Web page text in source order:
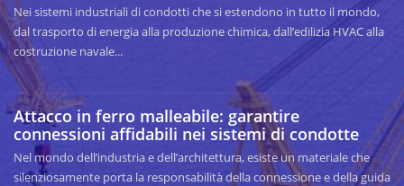
Nei sistemi industriali di condotti che si estendono in tutto il mondo,
dal trasporto di energia alla produzione chimica, dall’edilizia HVAC alla
costruzione navale...
Attacco in ferro malleabile: garantire
connessioni affidabili nei sistemi di condotte
Nel mondo dell’industria e dell’architettura, esiste un materiale che
silenziosamente porta la responsabilità della connessione e della guida